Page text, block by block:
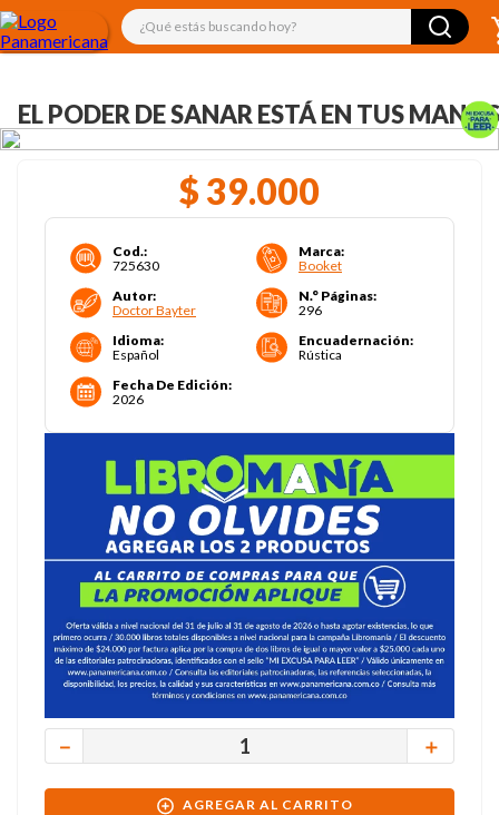
¿Qué estás buscando hoy?
EL PODER DE SANAR ESTÁ EN TUS MANOS
$ 39.000
Cod.:
725630
Marca:
Booket
Autor:
Doctor Bayter
N.° Páginas:
296
Idioma:
Español
Encuadernación:
Rústica
Fecha De Edición:
2026
＋
－
AGREGAR AL CARRITO